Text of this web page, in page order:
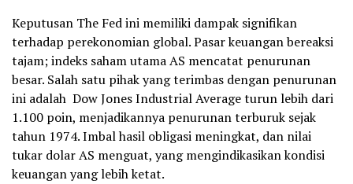
Keputusan The Fed ini memiliki dampak signifikan
terhadap perekonomian global. Pasar keuangan bereaksi
tajam; indeks saham utama AS mencatat penurunan
besar. Salah satu pihak yang terimbas dengan penurunan
ini adalah Dow Jones Industrial Average turun lebih dari
1.100 poin, menjadikannya penurunan terburuk sejak
tahun 1974. Imbal hasil obligasi meningkat, dan nilai
tukar dolar AS menguat, yang mengindikasikan kondisi
keuangan yang lebih ketat.